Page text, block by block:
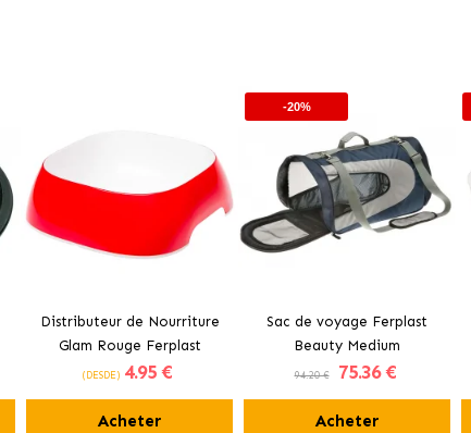
Distributeur de Nourriture
Glam Rouge Ferplast
(DESDE) 4.95 €
Acheter
-20%
Sac de voyage Ferplast
Beauty Medium
94.20 € 75.36 €
Acheter